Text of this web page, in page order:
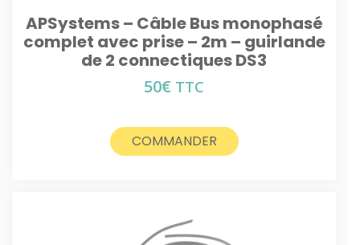
APSystems – Câble Bus monophasé
complet avec prise – 2m – guirlande
de 2 connectiques DS3
50€ TTC
COMMANDER